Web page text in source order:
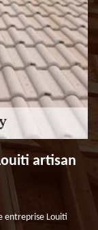
artisan
entreprise Louiti